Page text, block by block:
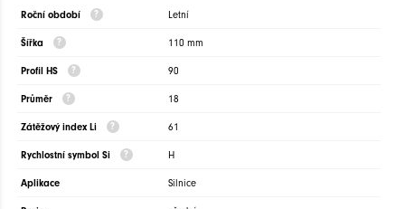
Roční období Letní
Šířka 110 mm
Profil HS 90
Průměr 18
Zátěžový index Li 61
Rychlostní symbol Si H
Aplikace Silnice